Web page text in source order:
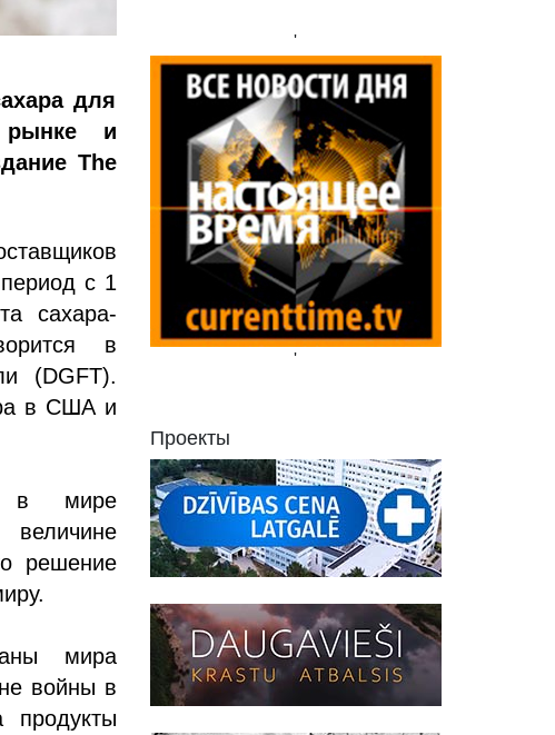
для
рынке и
The
с 1
сахара-
в
(DGFT).
в США и
в мире
решение
мира
войны в
продукты
'
'
Проекты